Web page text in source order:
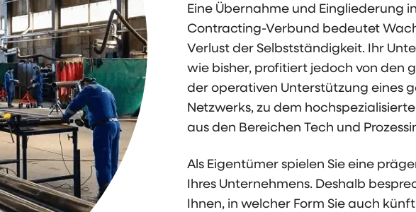
Eine Übernahme und Eingliederung
Contracting-Verbund bedeutet
Verlust der Selbstständigkeit. Ihr
wie bisher, profitiert jedoch von den
der operativen Unterstützung eines
Netzwerks, zu dem
aus den Bereichen Tech und
Als Eigentümer spielen Sie eine
Ihres Unternehmens. Deshalb
Ihnen, in welcher Form Sie auch